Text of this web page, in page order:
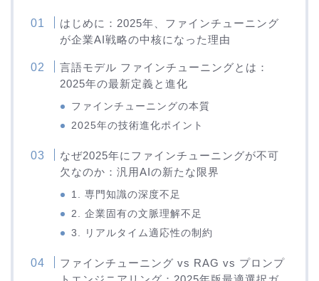
はじめに：2025年、ファインチューニング
が企業AI戦略の中核になった理由
言語モデル ファインチューニングとは：
2025年の最新定義と進化
ファインチューニングの本質
2025年の技術進化ポイント
なぜ2025年にファインチューニングが不可
欠なのか：汎用AIの新たな限界
1. 専門知識の深度不足
2. 企業固有の文脈理解不足
3. リアルタイム適応性の制約
ファインチューニング vs RAG vs プロンプ